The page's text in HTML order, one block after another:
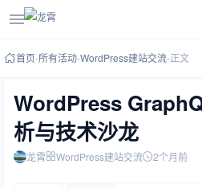
首页-所有活动-WordPress建站交流-正文
WordPress
析与技术沙龙
龙霄 WordPress建站交流 2个月前